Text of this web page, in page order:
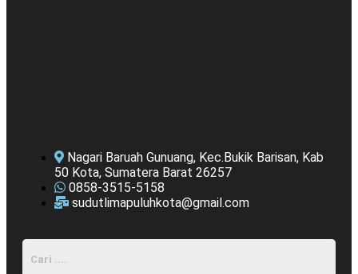
Nagari Baruah Gunuang, Kec.Bukik Barisan, Kab
50 Kota, Sumatera Barat 26257
0858-3515-5158
sudutlimapuluhkota@gmail.com